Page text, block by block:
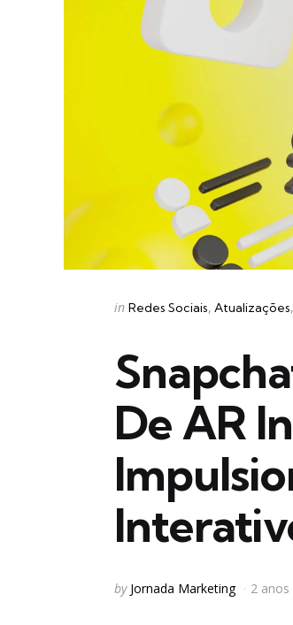
Categories
Posted
in Redes Sociais Atualizações
De AR
Posted
by Jornada Marketing 2 anos